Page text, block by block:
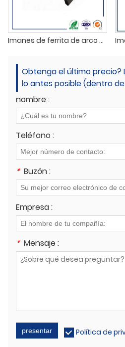
Imanes de ferrita de arco duro para motores
Obtenga el último precio?
lo antes posible (dentro de
nombre :
Teléfono :
* Buzón :
Empresa :
* Mensaje :
presentar Política de